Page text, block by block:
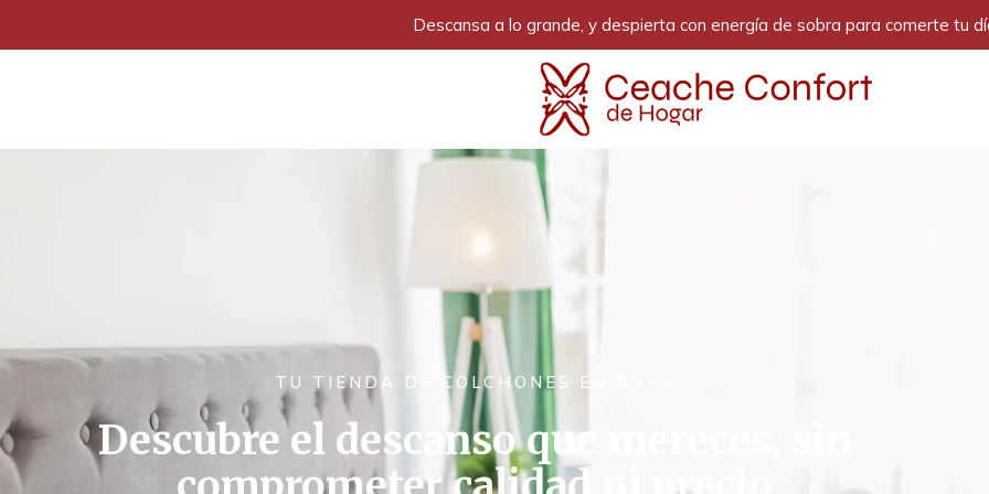
Descansa a lo grande, y despierta con energía de sobra para comerte tu
TU TIENDA DE COLCHONES EN ROTA
Descubre el descanso que mereces, sin